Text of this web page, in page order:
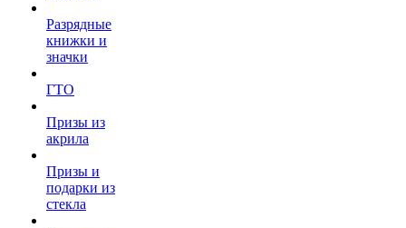
Разрядные
книжки и
значки
ГТО
Призы из
акрила
Призы и
подарки из
стекла